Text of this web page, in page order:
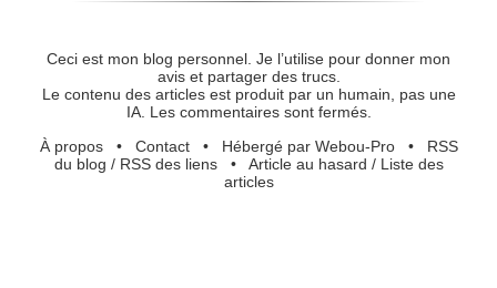
Ceci est mon blog personnel. Je l’utilise pour donner mon
avis et partager des trucs.
Le contenu des articles est produit par un humain, pas une
IA. Les commentaires sont fermés.
À propos• Contact• Hébergé par Webou-Pro• RSS
du blog / RSS des liens• Article au hasard / Liste des
articles